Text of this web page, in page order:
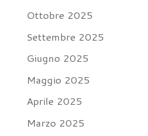
Ottobre 2025
Settembre 2025
Giugno 2025
Maggio 2025
Aprile 2025
Marzo 2025